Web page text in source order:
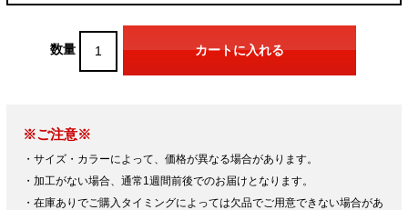
数量
※ご注意※
・サイズ・カラーによって、価格が異なる場合があります。
・加工がない場合、通常1週間前後でのお届けとなります。
・在庫ありでご購入タイミングによっては欠品でご用意できない場合があ